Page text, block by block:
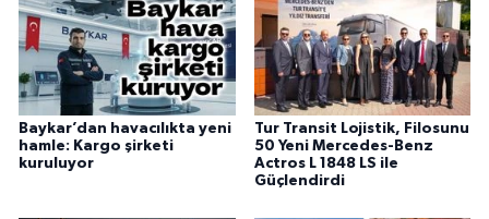
Baykar’dan havacılıkta yeni
hamle: Kargo şirketi
kuruluyor
Tur Transit Lojistik, Filosunu
50 Yeni Mercedes-Benz
Actros L 1848 LS ile
Güçlendirdi